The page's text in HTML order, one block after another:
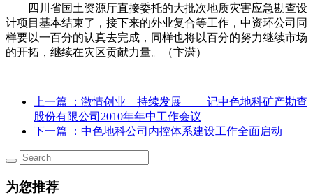
四川省国土资源厅直接委托的大批次地质灾害应急勘查设
计项目基本结束了，接下来的外业复合等工作，中资环公司同
样要以一百分的认真去完成，同样也将以百分的努力继续市场
的开拓，继续在灾区贡献力量。（卞潇）
上一篇
：激情创业 持续发展 ——记中色地科矿产勘查
股份有限公司2010年年中工作会议
下一篇
：中色地科公司内控体系建设工作全面启动
为您推荐